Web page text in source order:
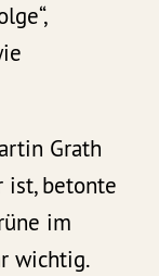
Grath
ist, betonte
im
wichtig.